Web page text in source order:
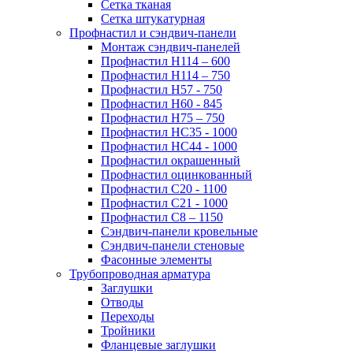
Сетка тканая
Сетка штукатурная
Профнастил и сэндвич-панели
Монтаж сэндвич-панелей
Профнастил Н114 – 600
Профнастил Н114 – 750
Профнастил Н57 - 750
Профнастил Н60 - 845
Профнастил Н75 – 750
Профнастил НС35 - 1000
Профнастил НС44 - 1000
Профнастил окрашенный
Профнастил оцинкованный
Профнастил С20 - 1100
Профнастил С21 - 1000
Профнастил С8 – 1150
Сэндвич-панели кровельные
Сэндвич-панели стеновые
Фасонные элементы
Трубопроводная арматура
Заглушки
Отводы
Переходы
Тройники
Фланцевые заглушки